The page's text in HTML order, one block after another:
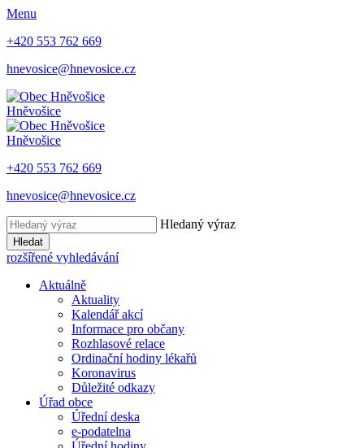
Menu
+420 553 762 669
hnevosice@hnevosice.cz
Hněvošice
Hněvošice
+420 553 762 669
hnevosice@hnevosice.cz
Hledaný výraz
Hledat
rozšířené vyhledávání
Aktuálně
Aktuality
Kalendář akcí
Informace pro občany
Rozhlasové relace
Ordinační hodiny lékařů
Koronavirus
Důležité odkazy
Úřad obce
Úřední deska
e-podatelna